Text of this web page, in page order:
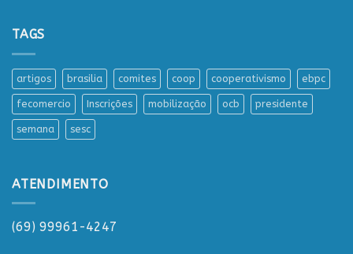
TAGS
artigos brasilia comites coop cooperativismo ebpc
fecomercio Inscrições mobilização ocb presidente
semana sesc
ATENDIMENTO
(69) 99961-4247